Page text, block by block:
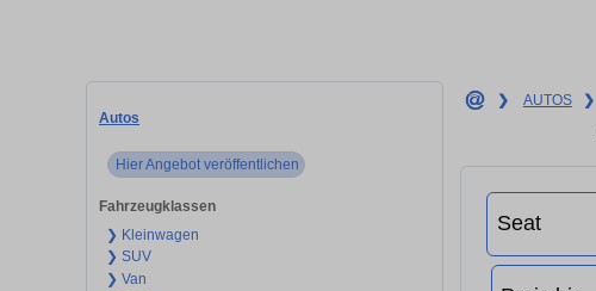
Autos
Hier Angebot veröffentlichen
Fahrzeugklassen
❯ Kleinwagen
❯ SUV
❯ Van
❯ AUTOS ❯